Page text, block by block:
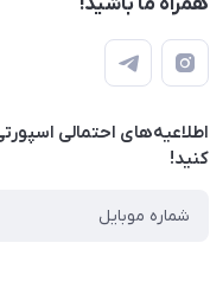
اطلاعیه‌های احتمالی
کنید!